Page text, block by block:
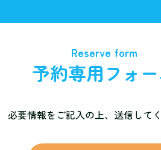
Reserve form
予約専用フォ
必要情報をご記入の上、 送信して